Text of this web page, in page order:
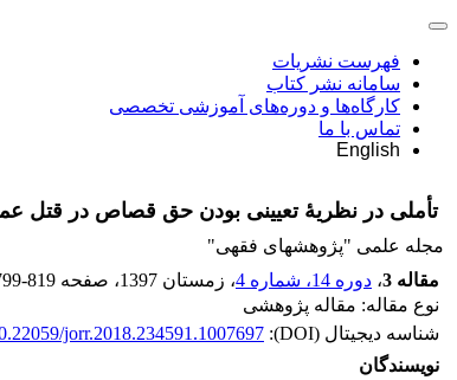
فهرست نشریات
سامانه نشر کتاب
کارگاه‌ها و دوره‌های آموزشی تخصصی
تماس با ما
English
تأملی در نظریۀ تعیینی بودن حق قصاص در قتل
مجله علمی "پژوهشهای فقهی"
مقاله 3
، دوره 14، شماره 4 ، زمستان 1397 ، صفحه 819
نوع مقاله: مقاله پژوهشی
شناسه دیجیتال (DOI):
jorr.2018.234591.1007697
نویسندگان